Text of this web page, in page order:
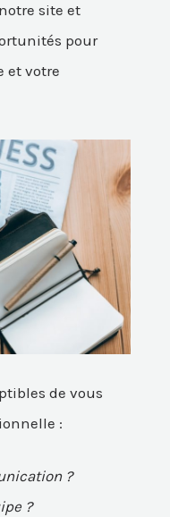
site et
pour
et votre
de vous
:
?
?